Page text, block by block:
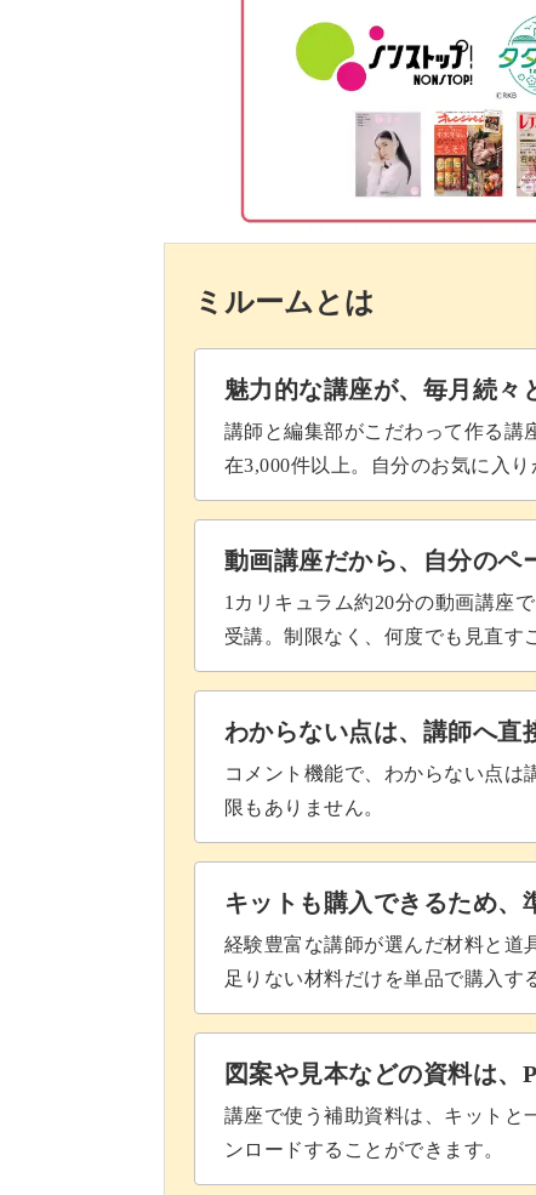
高級感のあるデザイン
螺旋状にビーズが巻かれていくこと
が仕上がります。
日常使いはもちろん、特別なパーテ
自分で作ったブレスレットは、市販
みなさんも美しいスパイラルロープ
レッスンでお待ちしています！
スパイラルロープを半分編む
カニカンをつける
残りを編んでリングパーツをつけ
チャームをつける
完成♪
ミルームとは
魅力的な講座が、毎月続々
講師と編集部がこだわって作る講
在3,000件以上。自分のお気に入り
動画講座だから、自分のペ
1カリキュラム約20分の動画講座
受講。制限なく、何度でも見直す
わからない点は、講師へ直
コメント機能で、わからない点は
限もありません。
キットも購入できるため、
経験豊富な講師が選んだ材料と道
足りない材料だけを単品で購入す
図案や見本などの資料は、
講座で使う補助資料は、キットと
ンロードすることができます。